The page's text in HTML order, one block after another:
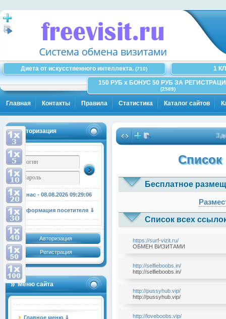
Диета от искусственного интеллекта. (710)
1
150 РУБ x БОНУС 50 РУБ ЗА
(2589)
Главная Контакты Правила Статистика Каталог сайтов
Авторизация
У нас - 08.08.2026 09:29:07
Информация посетителя ⇓
Авторизация
Регистрация
Меню сайта
Главное меню ⇓
Список
Бесплатное
Список всех
https://surf-vizit.ru/
ОБМЕН ВИЗИТАМИ
http://selfieboobs.in/
http://selfieboobs.in/
http://pussyhub.vip/
http://pussyhub.vip/
http://loveboobs.vip/